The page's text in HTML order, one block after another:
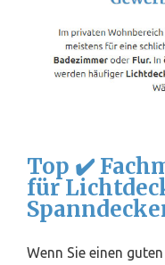
Top ✔️
für
Wenn Sie einen